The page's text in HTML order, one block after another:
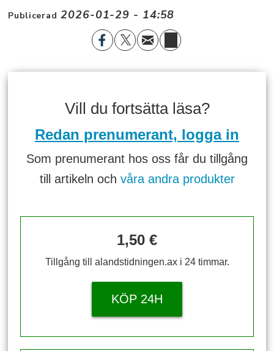
Publicerad 2026-01-29 - 14:58
Vill du fortsätta läsa?
Redan prenumerant, logga in
Som prenumerant hos oss får du tillgång
till artikeln och våra andra produkter
1,50 €
Tillgång till alandstidningen.ax i 24 timmar.
KÖP 24H